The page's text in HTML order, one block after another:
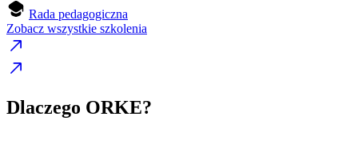
Rada pedagogiczna
Zobacz wszystkie szkolenia
Dlaczego ORKE?